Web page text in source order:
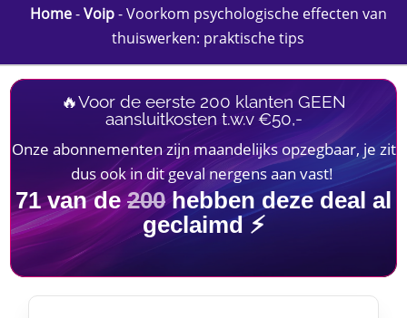
Home-Voip-Voorkom psychologische effecten van
thuiswerken: praktische tips
🔥Voor de eerste 200 klanten GEEN
aansluitkosten t.w.v €50,-
Onze abonnementen zijn maandelijks opzegbaar, je zit
dus ook in dit geval nergens aan vast!
71van de200hebben deze deal al
geclaimd ⚡